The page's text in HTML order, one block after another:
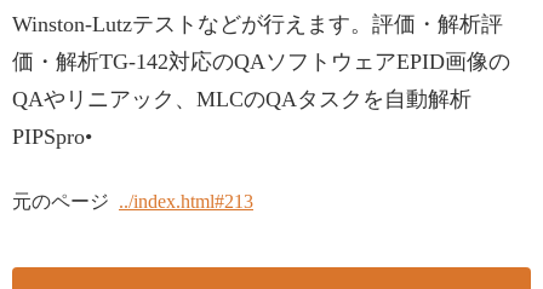
Winston-Lutzテストなどが行えます。評価・解析評
価・解析TG-142対応のQAソフトウェアEPID画像の
QAやリニアック、MLCのQAタスクを自動解析
PIPSpro•
元のページ ../index.html#213